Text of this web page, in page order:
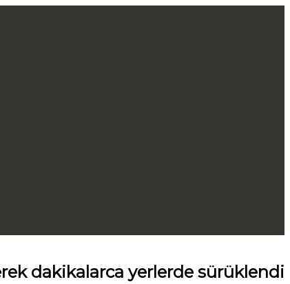
dakikalarca yerlerde sürüklendi